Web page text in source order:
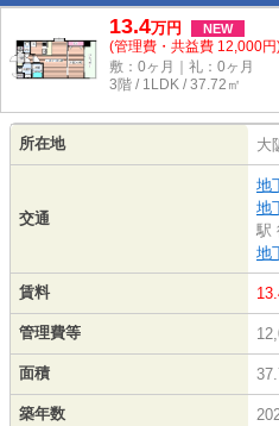
13.4万円 NEW
(管理費・共益費 12,000円
敷：0ヶ月｜礼：0ヶ月
3階 / 1LDK / 37.72㎡
所在地 大
交通
地
地
駅
地
賃料
管理費等
面積
築年数